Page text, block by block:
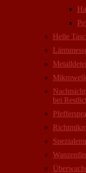
Helle
bei